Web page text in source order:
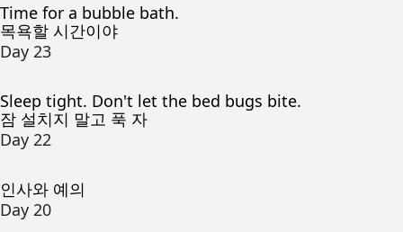
Time for a bubble bath.
목욕할 시간이야
Day 23
Sleep tight. Don't let the bed bugs bite.
잠 설치지 말고 푹 자
Day 22
인사와 예의
Day 20